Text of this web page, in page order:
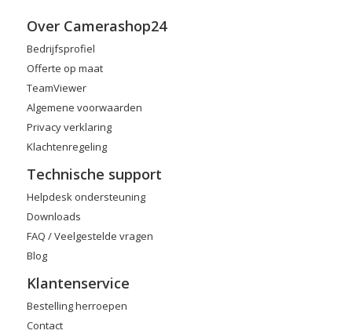
Over Camerashop24
Bedrijfsprofiel
Offerte op maat
TeamViewer
Algemene voorwaarden
Privacy verklaring
Klachtenregeling
Technische support
Helpdesk ondersteuning
Downloads
FAQ / Veelgestelde vragen
Blog
Klantenservice
Bestelling herroepen
Contact